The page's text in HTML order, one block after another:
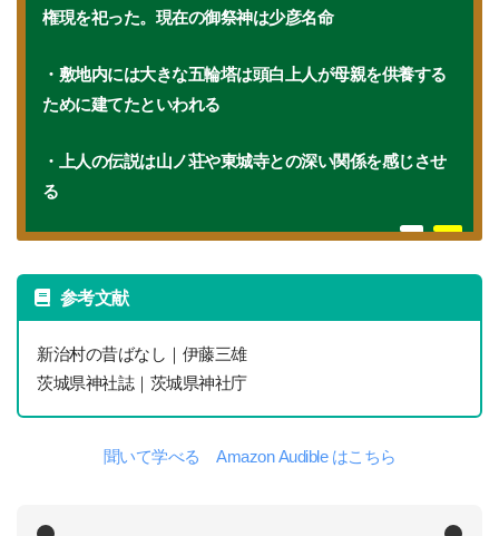
権現を祀った。現在の御祭神は少彦名命
・敷地内には大きな五輪塔は頭白上人が母親を供養する
ために建てたといわれる
・上人の伝説は山ノ荘や東城寺との深い関係を感じさせ
る
参考文献
新治村の昔ばなし｜伊藤三雄
茨城県神社誌｜茨城県神社庁
聞いて学べる Amazon Audible はこちら